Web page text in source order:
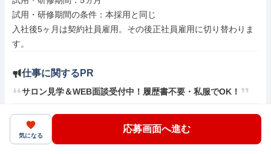
試用・研修期間の条件：本採用と同じ
入社後5ヶ月は契約社員雇用。その後正社員雇用に切り替わりま
仕事に関するPR
サロン見学＆WEB面談受付中！履歴書不要・私服でOK！
仕事の特徴
業界未経験歓迎
気になる
応募画面へ進む